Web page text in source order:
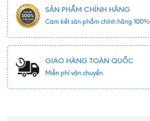
SẢN PHẨM CHÍNH HÃNG
Cam kết sản phẩm chính hãng 100%
GIAO HÀNG TOÀN QUỐC
Miễn phí vận chuyển